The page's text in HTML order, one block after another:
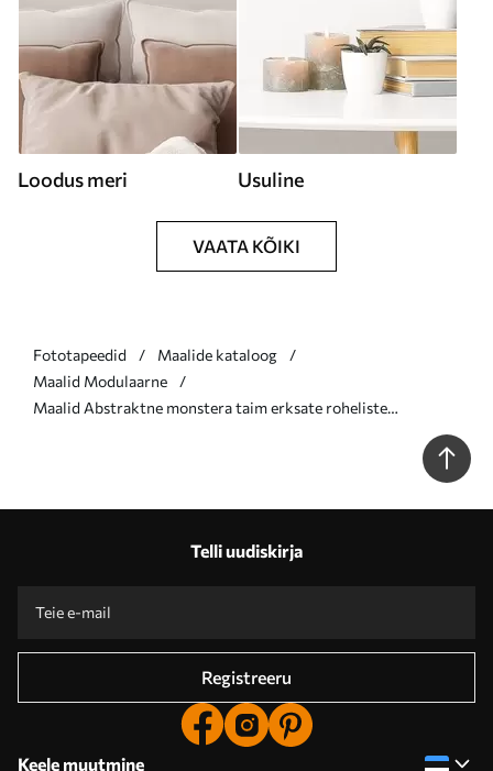
Loodus meri Usuline
VAATA KÕIKI
Fototapeedid
Maalide kataloog
Maalid Modulaarne
Maalid Abstraktne monstera taim erksate roheliste
lehtedega, pehme roosa ja lilla toonide taustal Nr m00886
Telli uudiskirja
Registreeru
Keele muutmine